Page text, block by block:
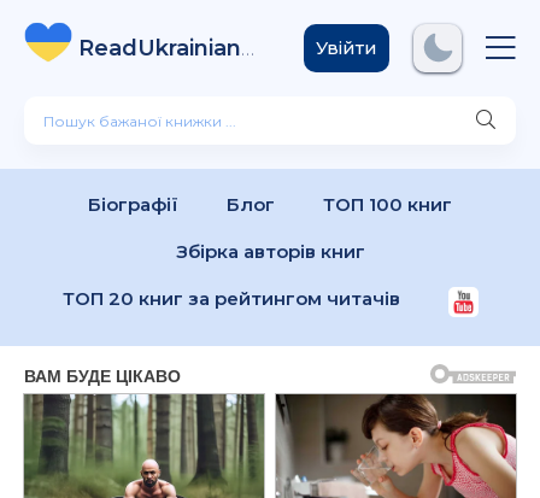
ReadUkrainian
Books .com
Увійти
Біографії Блог ТОП 100 книг
Збірка авторів книг
ТОП 20 книг за рейтингом читачів